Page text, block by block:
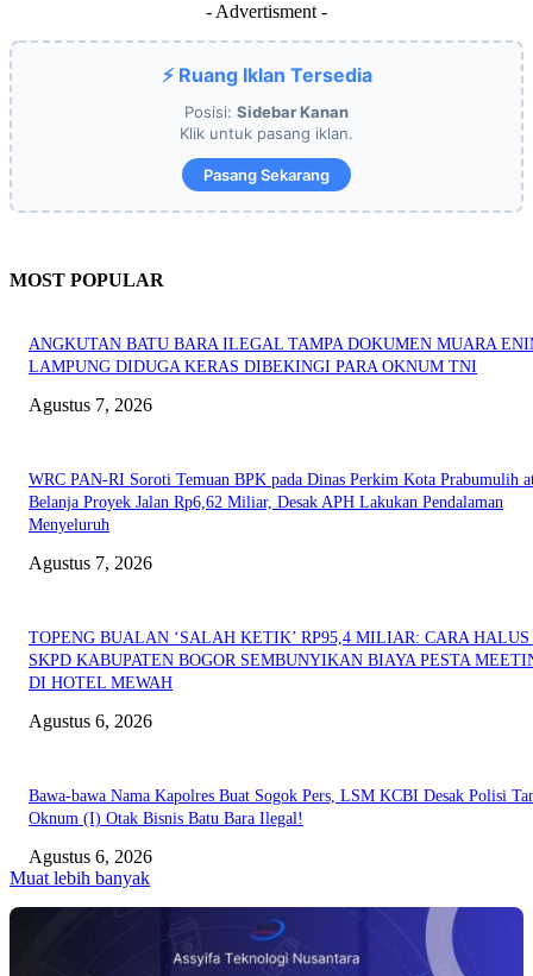
- Advertisment -
⚡ Ruang Iklan Tersedia
Posisi: Sidebar Kanan
Klik untuk pasang iklan.
Pasang Sekarang
MOST POPULAR
ANGKUTAN BATU BARA ILEGAL TAMPA DOKUMEN MUARA
LAMPUNG DIDUGA KERAS DIBEKINGI PARA OKNUM TNI
Agustus 7, 2026
WRC PAN-RI Soroti Temuan BPK pada Dinas Perkim Kota Prabumulih
Belanja Proyek Jalan Rp6,62 Miliar, Desak APH Lakukan Pendalaman
Menyeluruh
Agustus 7, 2026
TOPENG BUALAN ‘SALAH KETIK’ RP95,4 MILIAR: CARA HALUS
SKPD KABUPATEN BOGOR SEMBUNYIKAN BIAYA PESTA
DI HOTEL MEWAH
Agustus 6, 2026
Bawa-bawa Nama Kapolres Buat Sogok Pers, LSM KCBI Desak Polisi
Oknum (I) Otak Bisnis Batu Bara Ilegal!
Agustus 6, 2026
Muat lebih banyak